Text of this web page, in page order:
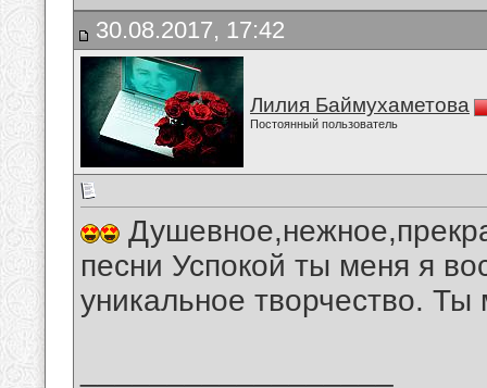
30.08.2017, 17:42
Лилия Баймухаметова
Постоянный пользователь
песни Успокой ты меня я
уникальное творчество.